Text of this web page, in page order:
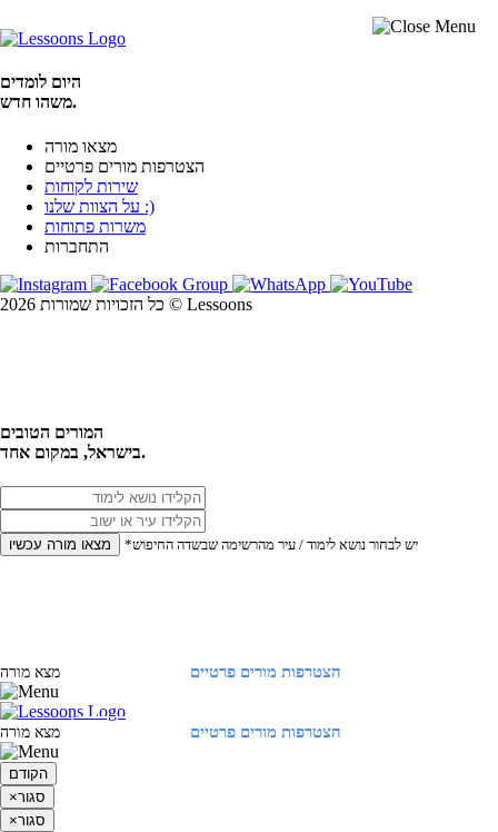
היום לומדים
משהו חדש.
מצאו מורה
הצטרפות מורים פרטיים
שירות לקוחות
על הצוות שלנו :)
משרות פתוחות
התחברות
כל הזכויות שמורות 2026 © Lessoons
המורים הטובים
בישראל, במקום אחד.
מצאו מורה עכשיו *יש לבחור נושא לימוד / עיר מהרשימה שבשדה החיפוש
הצטרפות מורים פרטיים מצא מורה
הצטרפות מורים פרטיים מצא מורה
הקודם
×סגור
×סגור